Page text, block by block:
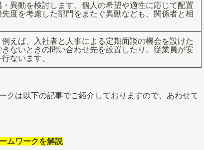
異動を検討します。個人の希望や適性に応じて配置
度を考慮した部門をまたぐ異動なども、関係者と相
えば、入社者と人事による定期面談の機会を設けた
ないときの問い合わせ先を設置したり。従業員が安
ないます。
クは以下の記事でご紹介しておりますので、あわせて
ムワークを解説